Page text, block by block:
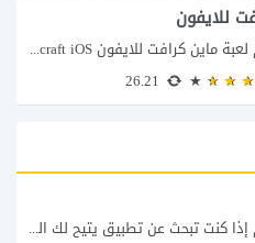
للايفون
انضم الى التليجرام لعبة ماين كرافت للايفون Minecraft iOS تُعد لعبة Minecraft واحدة من...
انضم الى التليجرام إذا كنت تبحث عن تطبيق يتيح لك الدخول إلى غرف دردشة...